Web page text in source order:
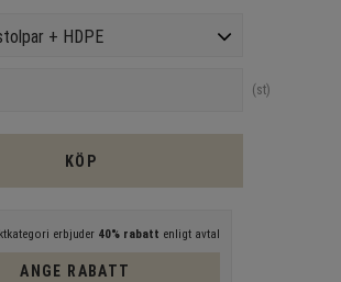
st
KÖP
erbjuder 40% rabatt enligt avtal
ANGE RABATT